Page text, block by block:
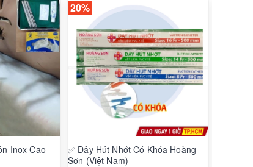
Inox Cao
20%
✅ Dây Hút Nhớt Có Khóa Hoàng
Sơn (Việt Nam)